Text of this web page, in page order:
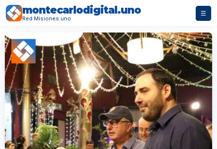
montecarlodigital.uno
Red Misiones.uno
☰